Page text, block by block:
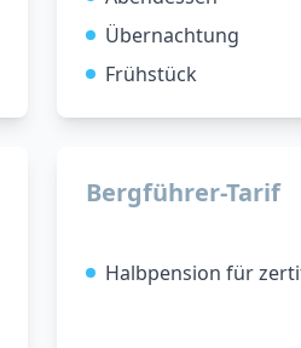
Übernachtung
Frühstück
Bergführer-Tarif
Halbpension für